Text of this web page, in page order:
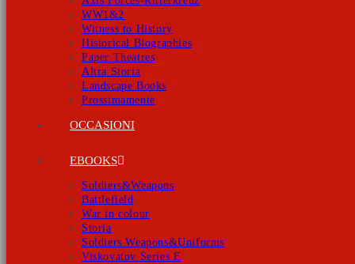
WW1&2
Witness to History
Historical Biographies
Paper Theatres
Altra Storia
Landscape Books
Prossimamente
OCCASIONI
EBOOKS
Soldiers&Weapons
Battlefield
War in colour
Storia
Soldiers Weapons&Uniforms
Viskovatov Series E